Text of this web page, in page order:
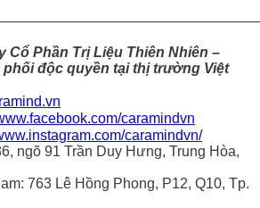
Cổ Phần Trị Liệu Thiên Nhiên –
độc quyền tại thị trường Việt
caramindvn
caramindvn/
ngõ 91 Trần Duy Hưng, Trung Hòa,
763 Lê Hồng Phong, P12, Q10, Tp.